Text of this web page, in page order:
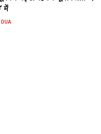
में
DUA